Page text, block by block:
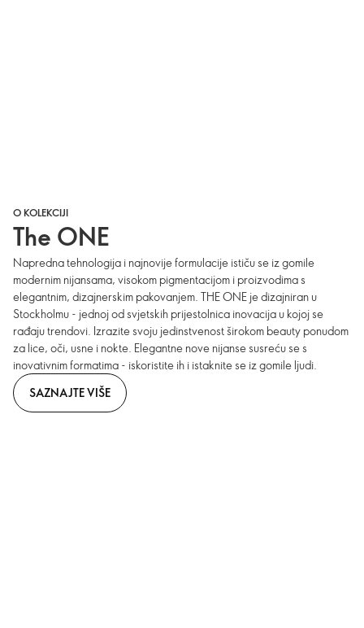
O KOLEKCIJI
The ONE
Napredna tehnologija i najnovije formulacije ističu se iz gomile
modernim nijansama, visokom pigmentacijom i proizvodima s
elegantnim, dizajnerskim pakovanjem. THE ONE je dizajniran u
Stockholmu - jednoj od svjetskih prijestolnica inovacija u kojoj se
rađaju trendovi. Izrazite svoju jedinstvenost širokom beauty ponudom
za lice, oči, usne i nokte. Elegantne nove nijanse susreću se s
inovativnim formatima - iskoristite ih i istaknite se iz gomile ljudi.
SAZNAJTE VIŠE